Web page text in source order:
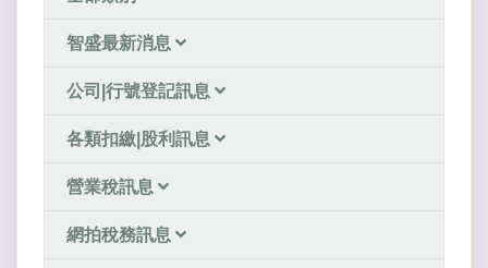
智盛最新消息
公司|行號登記訊息
各類扣繳|股利訊息
營業稅訊息
網拍稅務訊息